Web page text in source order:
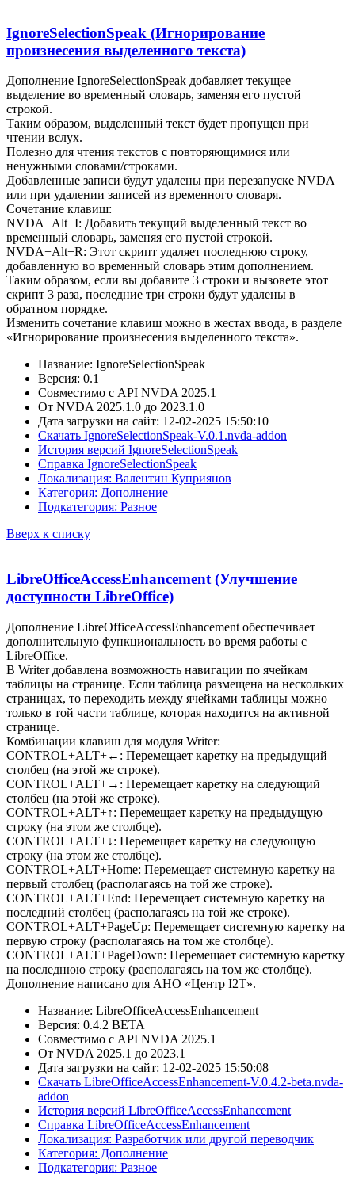
IgnoreSelectionSpeak (Игнорирование
произнесения выделенного текста)
Дополнение IgnoreSelectionSpeak добавляет текущее
выделение во временный словарь, заменяя его пустой
строкой.
Таким образом, выделенный текст будет пропущен при
чтении вслух.
Полезно для чтения текстов с повторяющимися или
ненужными словами/строками.
Добавленные записи будут удалены при перезапуске NVDA
или при удалении записей из временного словаря.
Сочетание клавиш:
NVDA+Alt+I: Добавить текущий выделенный текст во
временный словарь, заменяя его пустой строкой.
NVDA+Alt+R: Этот скрипт удаляет последнюю строку,
добавленную во временный словарь этим дополнением.
Таким образом, если вы добавите 3 строки и вызовете этот
скрипт 3 раза, последние три строки будут удалены в
обратном порядке.
Изменить сочетание клавиш можно в жестах ввода, в разделе
«Игнорирование произнесения выделенного текста».
Название: IgnoreSelectionSpeak
Версия: 0.1
Совместимо с API NVDA 2025.1
От NVDA 2025.1.0 до 2023.1.0
Дата загрузки на сайт: 12-02-2025 15:50:10
Скачать IgnoreSelectionSpeak-V.0.1.nvda-addon
История версий IgnoreSelectionSpeak
Справка IgnoreSelectionSpeak
Локализация: Валентин Куприянов
Категория: Дополнение
Подкатегория: Разное
Вверх к списку
LibreOfficeAccessEnhancement (Улучшение
доступности LibreOffice)
Дополнение LibreOfficeAccessEnhancement обеспечивает
дополнительную функциональность во время работы с
LibreOffice.
В Writer добавлена возможность навигации по ячейкам
таблицы на странице. Если таблица размещена на нескольких
страницах, то переходить между ячейками таблицы можно
только в той части таблице, которая находится на активной
странице.
Комбинации клавиш для модуля Writer:
CONTROL+ALT+←: Перемещает каретку на предыдущий
столбец (на этой же строке).
CONTROL+ALT+→: Перемещает каретку на следующий
столбец (на этой же строке).
CONTROL+ALT+↑: Перемещает каретку на предыдущую
строку (на этом же столбце).
CONTROL+ALT+↓: Перемещает каретку на следующую
строку (на этом же столбце).
CONTROL+ALT+Home: Перемещает системную каретку на
первый столбец (располагаясь на той же строке).
CONTROL+ALT+End: Перемещает системную каретку на
последний столбец (располагаясь на той же строке).
CONTROL+ALT+PageUp: Перемещает системную каретку на
первую строку (располагаясь на том же столбце).
CONTROL+ALT+PageDown: Перемещает системную каретку
на последнюю строку (располагаясь на том же столбце).
Дополнение написано для АНО «Центр I2T».
Название: LibreOfficeAccessEnhancement
Версия: 0.4.2 BETA
Совместимо с API NVDA 2025.1
От NVDA 2025.1 до 2023.1
Дата загрузки на сайт: 12-02-2025 15:50:08
Скачать LibreOfficeAccessEnhancement-V.0.4.2-beta.nvda-
addon
История версий LibreOfficeAccessEnhancement
Справка LibreOfficeAccessEnhancement
Локализация: Разработчик или другой переводчик
Категория: Дополнение
Подкатегория: Разное